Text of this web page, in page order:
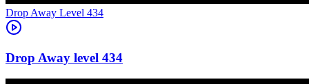
Level 434
434